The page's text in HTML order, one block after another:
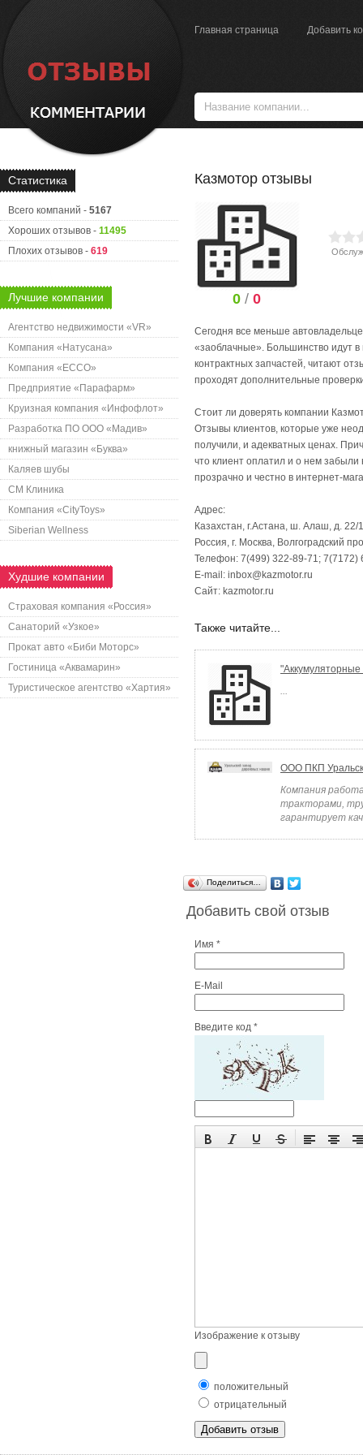
Главная страница Добавить
Статистика
Всего компаний - 5167
Хороших отзывов - 11495
Плохих отзывов - 619
Лучшие компании
Агентство недвижимости «VR»
Компания «Натусана»
Компания «ECCO»
Предприятие «Парафарм»
Круизная компания «Инфофлот»
Разработка ПО ООО «Мадив»
книжный магазин «Буква»
Каляев шубы
СМ Клиника
Компания «CityToys»
Siberian Wellness
Худшие компании
Страховая компания «Россия»
Санаторий «Узкое»
Прокат авто «Биби Моторс»
Гостиница «Аквамарин»
Туристическое агентство «Хартия»
Казмотор отзывы
0 /0
Сегодня все меньше
«заоблачные». Большинство идут
контрактных запчастей, читают
проходят дополнительные
Стоит ли доверять компании
Отзывы клиентов, которые уже
получили, и адекватных ценах.
что клиент оплатил и о нем забыли
прозрачно и честно в интернет-
Адрес:
Казахстан, г.Астана, ш. Алаш, д.
Россия, г. Москва, Волгоградский
Телефон: 7(499) 322-89-71; 7(7172)
E-mail: inbox@kazmotor.ru
Сайт: kazmotor.ru
Также читайте...
...
ООО ПКП
Компания
тракторами,
гарантирует
Поделиться…
Добавить свой отзыв
Имя *
E-Mail
Введите код *
Изображение к отзыву
положительный
отрицательный